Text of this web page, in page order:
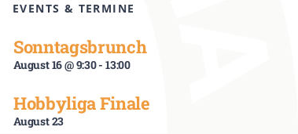
EVENTS & TERMINE
Sonntagsbrunch
August 16 @ 9:30-13:00
Hobbyliga Finale
August 23